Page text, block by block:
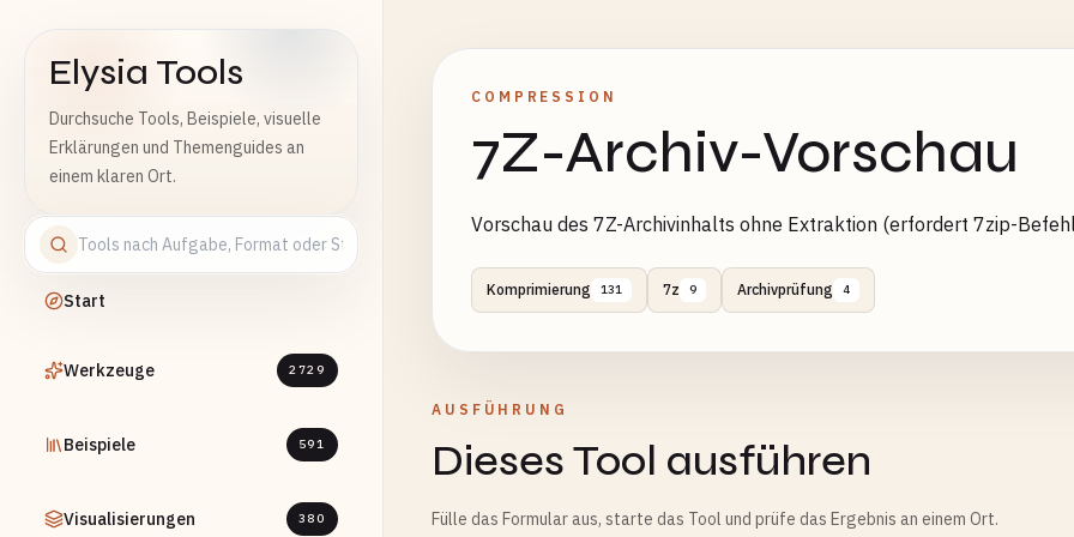
Elysia Tools
Durchsuche Tools, Beispiele, visuelle
Erklärungen und Themenguides an
einem klaren Ort.
Start
Werkzeuge 2729
Beispiele 591
Visualisierungen 380
COMPRESSION
7Z-Archiv-Vorschau
Vorschau des 7Z-Archivinhalts ohne Extraktion (erfordert 7zip-
Komprimierung 131 7z 9 Archivprüfung 4
AUSFÜHRUNG
Dieses Tool ausführen
Fülle das Formular aus, starte das Tool und prüfe das Ergebnis an einem Ort.